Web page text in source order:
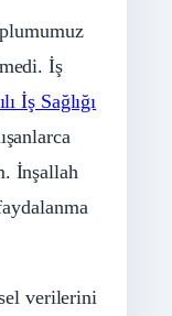
İş
İş Sağlığı
İnşallah
verilerini